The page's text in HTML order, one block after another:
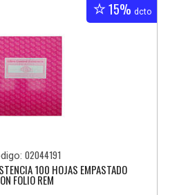
15% dcto
02044191
100 HOJAS EMPASTADO
FOLIO REM